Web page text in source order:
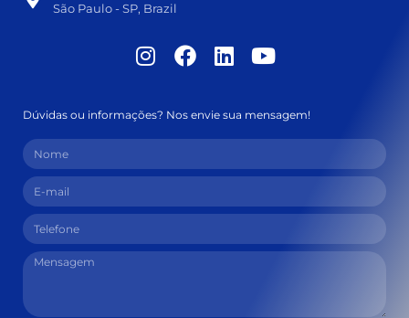
São Paulo - SP, Brazil
Dúvidas ou informações? Nos envie sua mensagem!